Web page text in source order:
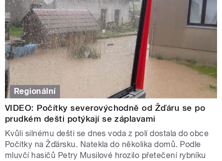
Regionální
VIDEO: Počítky severovýchodně od Žďáru se po
prudkém dešti potýkají se záplavami
Kvůli silnému dešti se dnes voda z polí dostala do obce
Počítky na Žďársku. Natekla do několika domů. Podle
mluvčí hasičů Petry Musilové hrozilo přetečení rybníku